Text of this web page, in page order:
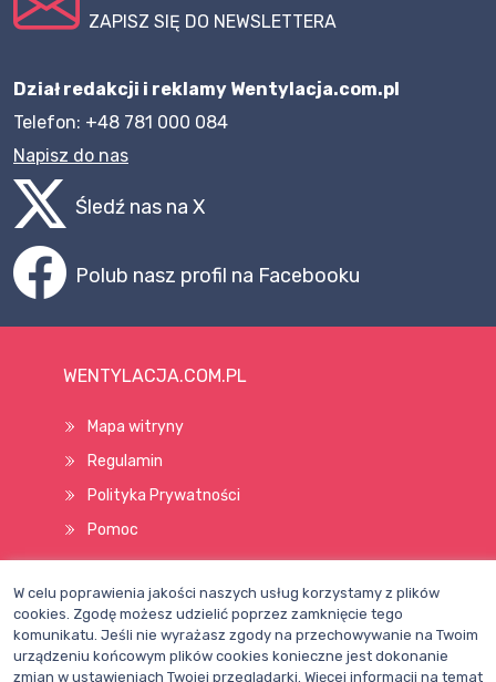
ZAPISZ SIĘ DO NEWSLETTERA
Dział redakcji i reklamy Wentylacja.com.pl
Telefon: +48 781 000 084
Napisz do nas
Śledź nas na X
Polub nasz profil na Facebooku
WENTYLACJA.COM.PL
Mapa witryny
Regulamin
Polityka Prywatności
Pomoc
Wszelkie prawa zastrzeżone © 1998–2026
W celu poprawienia jakości naszych usług korzystamy z plików
cookies. Zgodę możesz udzielić poprzez zamknięcie tego
komunikatu. Jeśli nie wyrażasz zgody na przechowywanie na Twoim
urządzeniu końcowym plików cookies konieczne jest dokonanie
zmian w ustawieniach Twojej przeglądarki. Więcej informacji na temat